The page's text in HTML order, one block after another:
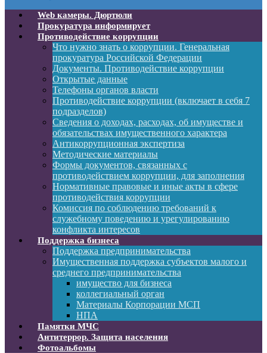
Web камеры. Дюртюли
Прокуратура информирует
Противодействие коррупции
Что нужно знать о коррупции. Генеральная
прокуратура Российской Федерации
Документы. Противодействие коррупции
Открытые данные
Телефоны органов власти
Противодействие коррупции (включает в себя 7
подразделов)
Сведения о доходах, расходах, об имуществе и
обязательствах имущественного характера
Антикоррупционная экспертиза
Методические материалы
Формы документов, связанных с
противодействием коррупции, для заполнения
Нормативные правовые и иные акты в сфере
противодействия коррупции
Комиссия по соблюдению требований к
служебному поведению и урегулированию
конфликта интересов
Поддержка бизнеса
Поддержка предпринимательства
Имущественная поддержка субъектов малого и
среднего предпринимательства
имущество для бизнеса
коллегиальный орган
Материалы Корпорации МСП
НПА
Памятки МЧС
Антитеррор. Защита населения
Фотоальбомы